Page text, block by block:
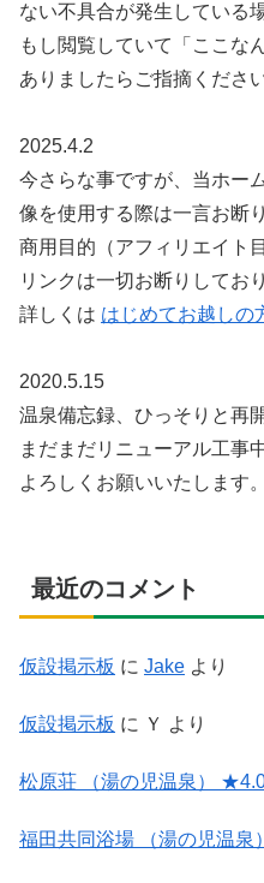
ない不具合が発生している
もし閲覧していて「ここな
ありましたらご指摘ください
2025.4.2
今さらな事ですが、当ホー
像を使用する際は一言お断
商用目的（アフィリエイト
リンクは一切お断りしてお
詳しくは はじめてお越しの
2020.5.15
温泉備忘録、ひっそりと再
まだまだリニューアル工事
よろしくお願いいたします。
最近のコメント
仮設掲示板 に Jake より
仮設掲示板 に Ｙ より
松原荘 （湯の児温泉）
福田共同浴場 （湯の児温